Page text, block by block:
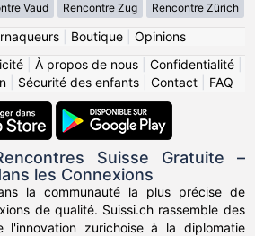
Vaud Rencontre Zug Rencontre Zürich
| Boutique| Opinions
À propos de nous Confidentialité
| Sécurité des enfants| Contact| FAQ
Suisse Gratuite –
les Connexions
la communauté la plus précise de
de qualité. Suissi.ch rassemble des
l'innovation zurichoise à la diplomatie